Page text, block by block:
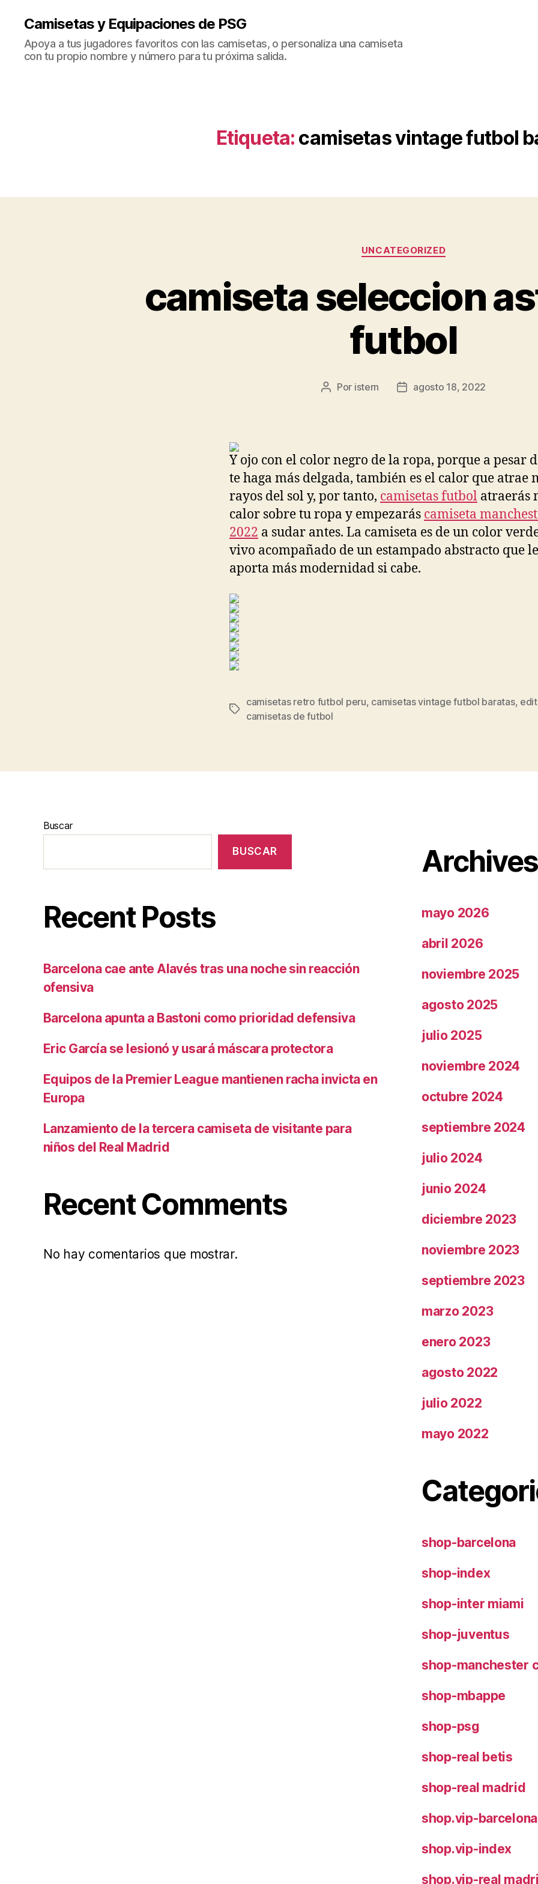
Camisetas y Equipaciones de PSG
Apoya a tus jugadores favoritos con las camisetas, o personaliza una camiseta
con tu propio nombre y número para tu próxima salida.
Etiqueta: camisetas vintage futbol
Categorías
UNCATEGORIZED
camiseta seleccion
futbol
Autor
Por istern
Fechaagosto 18, 2022
Y ojo con el color negro de la ropa, porque a pesar
te haga más delgada, también es el calor que atrae
rayos del sol y, por tanto, camisetas futbol atraerás
calor sobre tu ropa y empezarás camiseta
2022 a sudar antes. La camiseta es de un color
vivo acompañado de un estampado abstracto que le
aporta más modernidad si cabe.
Etiquetas
camisetas retro futbol peru, camisetas vintage futbol baratas,
camisetas de futbol
Buscar
BUSCAR
Recent Posts
Barcelona cae ante Alavés tras una noche sin reacción
ofensiva
Barcelona apunta a Bastoni como prioridad defensiva
Eric García se lesionó y usará máscara protectora
Equipos de la Premier League mantienen racha invicta en
Europa
Lanzamiento de la tercera camiseta de visitante para
niños del Real Madrid
Recent Comments
No hay comentarios que mostrar.
Archives
mayo 2026
abril 2026
noviembre 2025
agosto 2025
julio 2025
noviembre 2024
octubre 2024
septiembre 2024
julio 2024
junio 2024
diciembre 2023
noviembre 2023
septiembre 2023
marzo 2023
enero 2023
agosto 2022
julio 2022
mayo 2022
shop-barcelona
shop-index
shop-inter miami
shop-juventus
shop-manchester
shop-mbappe
shop-psg
shop-real betis
shop-real madrid
shop.vip-barcelona
shop.vip-index
shop.vip-real